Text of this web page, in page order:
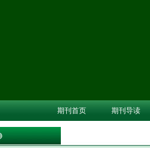
期刊首页 期刊导读